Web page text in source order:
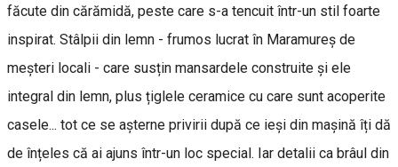
făcute din cărămidă, peste care s-a tencuit într-un stil foarte
inspirat. Stâlpii din lemn - frumos lucrat în Maramureș de
meșteri locali - care susțin mansardele construite și ele
integral din lemn, plus țiglele ceramice cu care sunt acoperite
casele... tot ce se așterne privirii după ce ieși din mașină îți dă
de înțeles că ai ajuns într-un loc special. Iar detalii ca brâul din